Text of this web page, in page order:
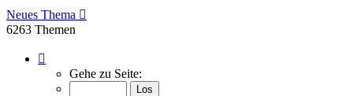
Neues Thema
6263 Themen
88
von
Gehe zu Seite: